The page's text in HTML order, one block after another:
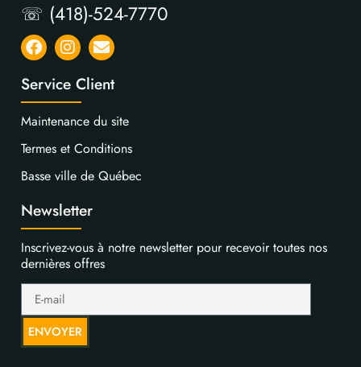
☏ (418)-524-7770
Service Client
Maintenance du site
Termes et Conditions
Basse ville de Québec
Newsletter
Inscrivez-vous à notre newsletter pour recevoir toutes nos
dernières offres
ENVOYER